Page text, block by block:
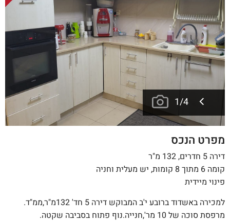
1/4
מפרט הנכס
דירה 5 חדרים, 132 מ"ר
קומה 6 מתוך 8 קומות, יש מעלית וחניה
פינוי מיידית
למכירה באשדוד ברובע י'ב המבוקש דירה 5 חד' 132מ"ר,ממ"ד.
מרפסת סוכה של 10 מר',חנייה.נוף פתוח בסביבה שקטה.